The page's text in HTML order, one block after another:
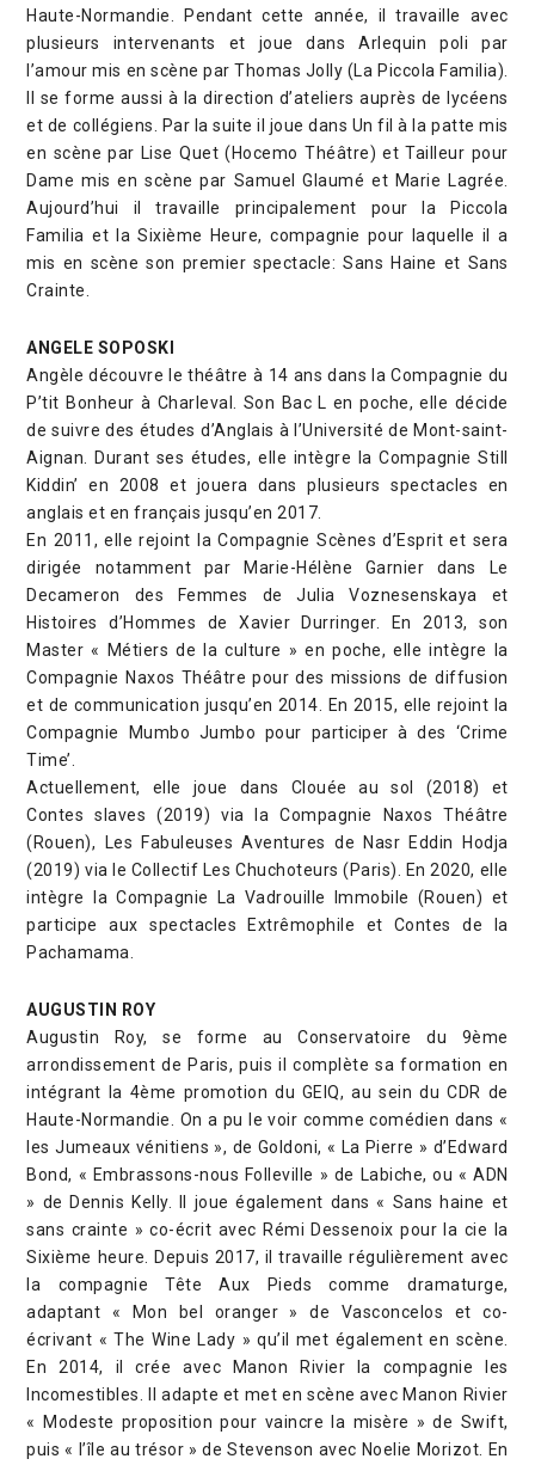
Haute-Normandie. Pendant cette année, il travaille avec
plusieurs intervenants et joue dans Arlequin poli par
l’amour mis en scène par Thomas Jolly (La Piccola Familia).
Il se forme aussi à la direction d’ateliers auprès de lycéens
et de collégiens. Par la suite il joue dans Un fil à la patte mis
en scène par Lise Quet (Hocemo Théâtre) et Tailleur pour
Dame mis en scène par Samuel Glaumé et Marie Lagrée.
Aujourd’hui il travaille principalement pour la Piccola
Familia et la Sixième Heure, compagnie pour laquelle il a
mis en scène son premier spectacle: Sans Haine et Sans
Crainte.
ANGELE SOPOSKI
Angèle découvre le théâtre à 14 ans dans la Compagnie du
P’tit Bonheur à Charleval. Son Bac L en poche, elle décide
de suivre des études d’Anglais à l’Université de Mont-saint-
Aignan. Durant ses études, elle intègre la Compagnie Still
Kiddin’ en 2008 et jouera dans plusieurs spectacles en
anglais et en français jusqu’en 2017.
En 2011, elle rejoint la Compagnie Scènes d’Esprit et sera
dirigée notamment par Marie-Hélène Garnier dans Le
Decameron des Femmes de Julia Voznesenskaya et
Histoires d’Hommes de Xavier Durringer. En 2013, son
Master « Métiers de la culture » en poche, elle intègre la
Compagnie Naxos Théâtre pour des missions de diffusion
et de communication jusqu’en 2014. En 2015, elle rejoint la
Compagnie Mumbo Jumbo pour participer à des ‘Crime
Time’.
Actuellement, elle joue dans Clouée au sol (2018) et
Contes slaves (2019) via la Compagnie Naxos Théâtre
(Rouen), Les Fabuleuses Aventures de Nasr Eddin Hodja
(2019) via le Collectif Les Chuchoteurs (Paris). En 2020, elle
intègre la Compagnie La Vadrouille Immobile (Rouen) et
participe aux spectacles Extrêmophile et Contes de la
Pachamama.
AUGUSTIN ROY
Augustin Roy, se forme au Conservatoire du 9ème
arrondissement de Paris, puis il complète sa formation en
intégrant la 4ème promotion du GEIQ, au sein du CDR de
Haute-Normandie. On a pu le voir comme comédien dans «
les Jumeaux vénitiens », de Goldoni, « La Pierre » d’Edward
Bond, « Embrassons-nous Folleville » de Labiche, ou « ADN
» de Dennis Kelly. Il joue également dans « Sans haine et
sans crainte » co-écrit avec Rémi Dessenoix pour la cie la
Sixième heure. Depuis 2017, il travaille régulièrement avec
la compagnie Tête Aux Pieds comme dramaturge,
adaptant « Mon bel oranger » de Vasconcelos et co-
écrivant « The Wine Lady » qu’il met également en scène.
En 2014, il crée avec Manon Rivier la compagnie les
Incomestibles. Il adapte et met en scène avec Manon Rivier
« Modeste proposition pour vaincre la misère » de Swift,
puis « l’île au trésor » de Stevenson avec Noelie Morizot. En